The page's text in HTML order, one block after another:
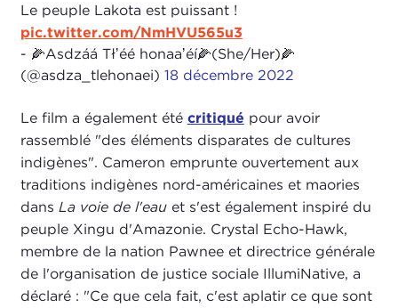
Le peuple Lakota est puissant !
pic.twitter.com/NmHVU565u3
- 🌽Asdzáá Tłʼéé honaaʼéí🌽(She/Her)🌽
(@asdza_tlehonaei) 18 décembre 2022
Le film a également été critiqué pour avoir
rassemblé "des éléments disparates de cultures
indigènes". Cameron emprunte ouvertement aux
traditions indigènes nord-américaines et maories
dans La voie de l'eau et s'est également inspiré du
peuple Xingu d'Amazonie. Crystal Echo-Hawk,
membre de la nation Pawnee et directrice générale
de l'organisation de justice sociale IllumiNative, a
déclaré : "Ce que cela fait, c'est aplatir ce que sont